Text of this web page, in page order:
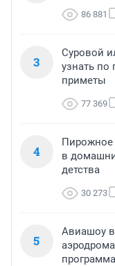
86 881
3
Суровой
узнать по
приметы
77 369
4
Пирожное
в
детства
30 273
5
Авиашоу